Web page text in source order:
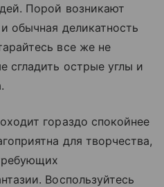
Порой возникают
обычная деликатность
все же не
сгладить острые углы и
гораздо спокойнее
для творчества,
Воспользуйтесь